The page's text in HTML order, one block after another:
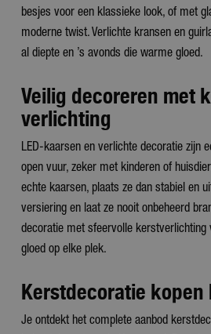
besjes voor een klassieke look, of met
moderne twist. Verlichte kransen en
al diepte en ’s avonds die warme gloed.
Veilig decoreren met
verlichting
LED-kaarsen en verlichte decoratie zijn
open vuur, zeker met kinderen of
echte kaarsen, plaats ze dan stabiel en
versiering en laat ze nooit onbeheerd
decoratie met sfeervolle kerstverlichting
gloed op elke plek.
Kerstdecoratie kopen
Je ontdekt het complete aanbod